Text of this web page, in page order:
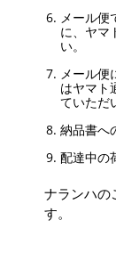
メール便
に、ヤマ
い。
メール便
はヤマト
ていただ
納品書へ
配達中の
ナランハの
す。